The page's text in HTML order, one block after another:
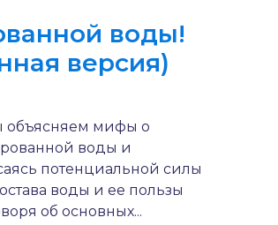
воды!
версия)
объясняем мифы о
воды и
потенциальной силы
воды и ее пользы
об основных...